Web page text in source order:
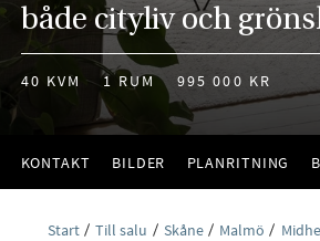
både cityliv och
40 KVM 1 RUM 995 000 KR
KONTAKT BILDER PLANRITNING
Start Till salu Skåne Malmö